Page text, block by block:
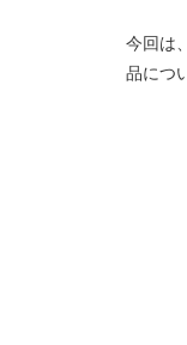
今回は
品につ